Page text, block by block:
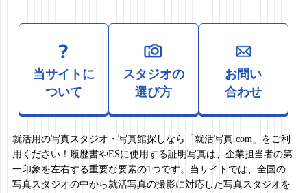
当サイトに
ついて
スタジオの
選び方
お問い
合わせ
就活用の写真スタジオ・写真館探しなら「就活写真.com」をご利
用ください！履歴書やESに使用する証明写真は、企業担当者の第
一印象を左右する重要な要素の1つです。当サイトでは、全国の
写真スタジオの中から就活写真の撮影に対応した写真スタジオを